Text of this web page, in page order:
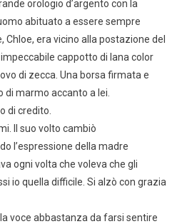
orologio d’argento con la
abituato a essere sempre
era vicino alla postazione del
cappotto di lana color
di zecca. Una borsa firmata e
marmo accanto a lei.
di credito.
Il suo volto cambiò
l’espressione della madre
ogni volta che voleva che gli
io quella difficile. Si alzò con grazia
la voce abbastanza da farsi sentire